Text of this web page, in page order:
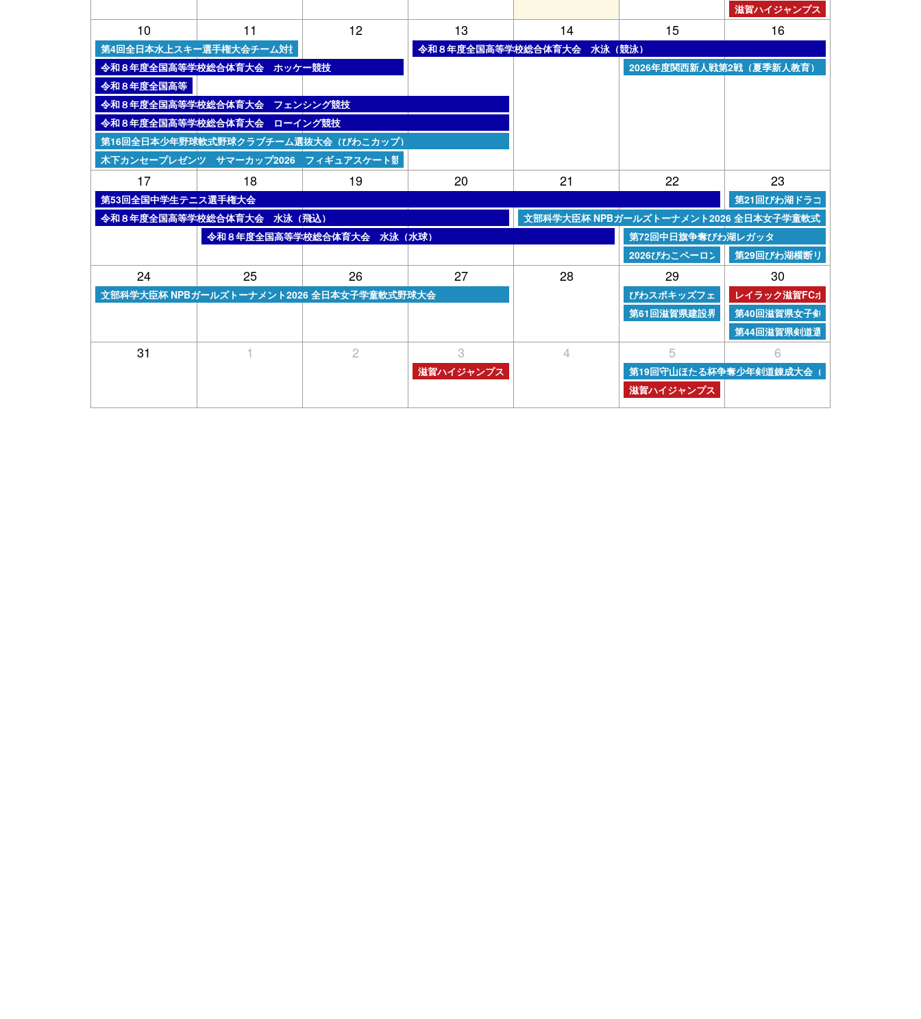
日曜日, 8月 9th 2026
滋賀ハイジャンプス ホームゲーム（男子
10 11 12 13 14 15 16
金曜日, 8月 7th 2026
第4回全日本水上スキー選手権大会チーム対抗戦 木曜日, 8月 13th 2026
令和８年度全国高等学校総合体育大会 水泳（競泳）
土曜日, 8月 8th 2026
令和８年度全国高等学校総合体育大会 ホッケー競技 土曜日, 8月 15th 2026
2026年度関西新人戦第2戦（夏季新人教育）
土曜日, 8月 8th 2026
令和８年度全国高等学校総合体育大会 ホッケー競技
日曜日, 8月 9th 2026
令和８年度全国高等学校総合体育大会 フェンシング競技
日曜日, 8月 9th 2026
令和８年度全国高等学校総合体育大会 ローイング競技
日曜日, 8月 9th 2026
第16回全日本少年野球軟式野球クラブチーム選抜大会（びわこカップ）
日曜日, 8月 9th 2026
木下カンセープレゼンツ サマーカップ2026 フィギュアスケート競技会
17 18 19 20 21 22 23
月曜日, 8月 17th 2026
第53回全国中学生テニス選手権大会 日曜日, 8月 23rd 2026
第21回びわ湖ドラゴンキッズ選手権大会
月曜日, 8月 17th 2026
令和８年度全国高等学校総合体育大会 水泳（飛込） 金曜日, 8月 21st 2026
文部科学大臣杯 NPBガールズトーナメント2026 全日本女子学童軟式野球大会
火曜日, 8月 18th 2026
令和８年度全国高等学校総合体育大会 水泳（水球） 土曜日, 8月 22nd 2026
第72回中日旗争奪びわ湖レガッタ
土曜日, 8月 22nd 2026
2026びわこペーロン 日曜日, 8月 23rd 2026
第29回びわ湖横断リレー水泳大会
24 25 26 27 28 29 30
金曜日, 8月 21st 2026
文部科学大臣杯 NPBガールズトーナメント2026 全日本女子学童軟式野球大会 土曜日, 8月 29th 2026
びわスポキッズフェスティバル日曜日, 8月 30th 2026
レイラック滋賀FCホームゲーム（男子サ
土曜日, 8月 29th 2026
第61回滋賀県建設界野球大会日曜日, 8月 30th 2026
第40回滋賀県女子剣道選手権大会
日曜日, 8月 30th 2026
第44回滋賀県剣道選手権大会
31 1 2 3 4 5 6
木曜日, 9月 3rd 2026
滋賀ハイジャンプス ホームゲーム（男子野球） 土曜日, 9月 5th 2026
第19回守山ほたる杯争奪少年剣道錬成大会（勝ち抜き戦）
土曜日, 9月 5th 2026
滋賀ハイジャンプス ホームゲーム（男子野球）